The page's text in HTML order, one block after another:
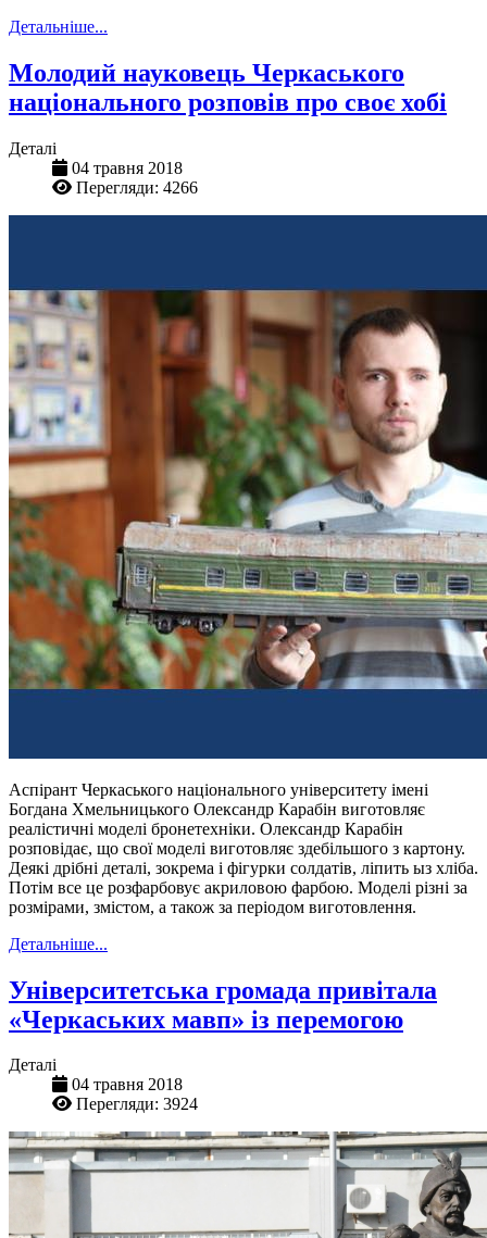
Детальніше...
Молодий науковець Черкаського
національного розповів про своє хобі
Деталі
04 травня 2018
Перегляди: 4266
Аспірант Черкаського національного університету імені
Богдана Хмельницького Олександр Карабін виготовляє
реалістичні моделі бронетехніки. Олександр Карабін
розповідає, що свої моделі виготовляє здебільшого з картону.
Деякі дрібні деталі, зокрема і фігурки солдатів, ліпить ыз хліба.
Потім все це розфарбовує акриловою фарбою. Моделі різні за
розмірами, змістом, а також за періодом виготовлення.
Детальніше...
Університетська громада привітала
«Черкаських мавп» із перемогою
Деталі
04 травня 2018
Перегляди: 3924